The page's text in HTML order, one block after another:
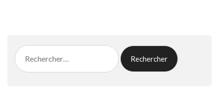
Rechercher :